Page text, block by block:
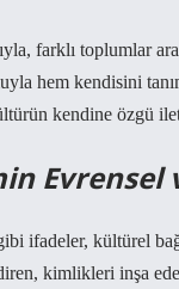
farklı toplumlar
hem kendisini
kendine özgü
Evrensel
ifadeler, kültürel
kimlikleri inşa